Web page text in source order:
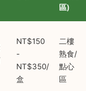
區)
NT$150
-
NT$350/
盒
二樓
熟食/
點心
區